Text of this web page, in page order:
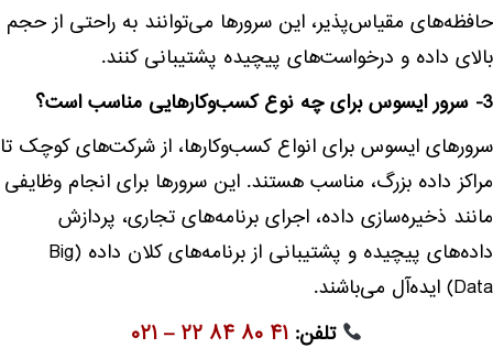
حافظه‌های مقیاس‌پذیر، این سرورها می‌توانند به راحتی از حجم
بالای داده و درخواست‌های پیچیده پشتیبانی کنند.
3- سرور ایسوس برای چه نوع کسب‌وکارهایی مناسب است؟
سرورهای ایسوس برای انواع کسب‌وکارها، از شرکت‌های کوچک تا
مراکز داده بزرگ، مناسب هستند. این سرورها برای انجام وظایفی
مانند ذخیره‌سازی داده، اجرای برنامه‌های تجاری، پردازش
داده‌های پیچیده و پشتیبانی از برنامه‌های کلان داده (Big
Data) ایده‌آل می‌باشند.
تلفن:۴۱ ۸۰ ۸۴ ۲۲ – ۰۲۱